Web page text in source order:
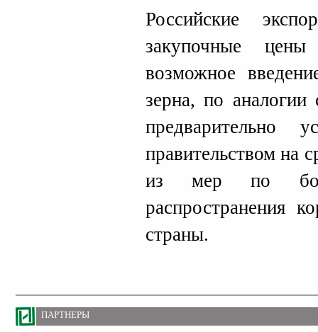
Российские
закупочные
возможное
зерна, по
предварительно
правительством на
из мер по
распространения
страны.
ПАРТНЕРЫ